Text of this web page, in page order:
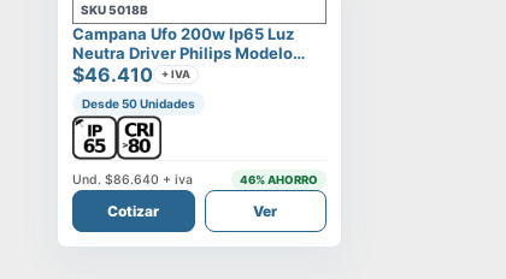
SKU5018B
Campana Ufo 200w Ip65 Luz
Neutra Driver Philips Modelo
Eltanin
$46.410 + IVA
Desde 50 Unidades
Und.$86.640 + iva 46% AHORRO
Cotizar Ver